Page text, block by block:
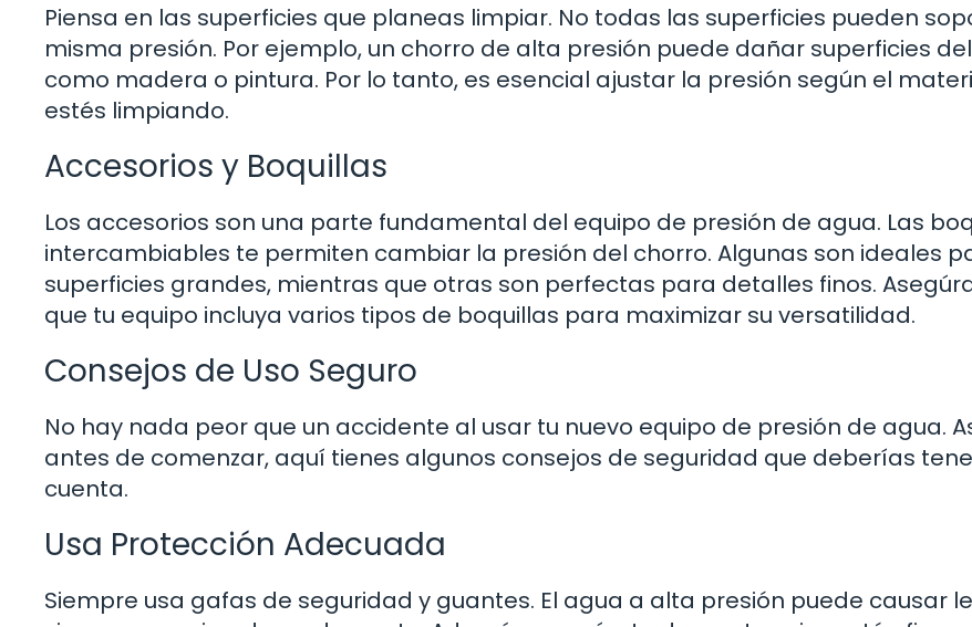
Piensa en las superficies que planeas limpiar. No todas las superficies pueden
misma presión. Por ejemplo, un chorro de alta presión puede dañar superficies
como madera o pintura. Por lo tanto, es esencial ajustar la presión según el
estés limpiando.
Accesorios y Boquillas
Los accesorios son una parte fundamental del equipo de presión de agua. Las
intercambiables te permiten cambiar la presión del chorro. Algunas son ideales
superficies grandes, mientras que otras son perfectas para detalles finos.
que tu equipo incluya varios tipos de boquillas para maximizar su versatilidad.
Consejos de Uso Seguro
No hay nada peor que un accidente al usar tu nuevo equipo de presión de agua.
antes de comenzar, aquí tienes algunos consejos de seguridad que deberías
cuenta.
Usa Protección Adecuada
Siempre usa gafas de seguridad y guantes. El agua a alta presión puede causar